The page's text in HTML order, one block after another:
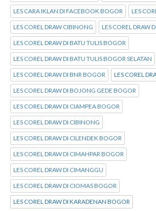
LES CARA IKLAN DI FACEBOOK BOGOR LES
LES COREL DRAW CIBINONG LES COREL DRAW
LES COREL DRAW DI BATU TULIS BOGOR
LES COREL DRAW DI BATU TULIS BOGOR SELATAN
LES COREL DRAW DI BNR BOGOR LES COREL
LES COREL DRAW DI BOJONG GEDE BOGOR
LES COREL DRAW DI CIAMPEA BOGOR
LES COREL DRAW DI CIBINONG
LES COREL DRAW DI CILENDEK BOGOR
LES COREL DRAW DI CIMAHPAR BOGOR
LES COREL DRAW DI CIMANGGU
LES COREL DRAW DI CIOMAS BOGOR
LES COREL DRAW DI KARADENAN BOGOR